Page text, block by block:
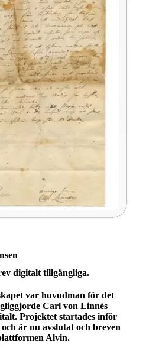
digitalt tillgängliga.
var huvudman för det
Carl von Linnés
Projektet startades inför
är nu avslutat och breven
Alvin.